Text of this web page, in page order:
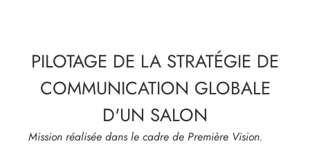
PILOTAGE DE LA STRATÉGIE DE
COMMUNICATION GLOBALE
D'UN SALON
Mission réalisée dans le cadre de Première Vision.